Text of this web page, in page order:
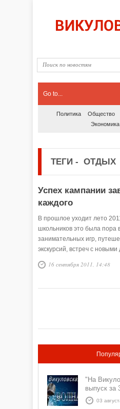
Go to...
Политика Общество
Экономика
ТЕГИ - ОТДЫХ
Успех кампании
каждого
В прошлое уходит лето
школьников это была пора
занимательных игр,
экскурсий, встреч с новыми
знакомства с рабочими …
16 сентября 2011, 14:48
"На
выпуск за
03